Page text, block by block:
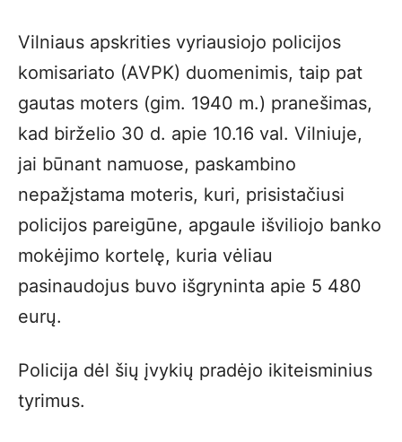
Vilniaus apskrities vyriausiojo policijos
komisariato (AVPK) duomenimis, taip pat
gautas moters (gim. 1940 m.) pranešimas,
kad birželio 30 d. apie 10.16 val. Vilniuje,
jai būnant namuose, paskambino
nepažįstama moteris, kuri, prisistačiusi
policijos pareigūne, apgaule išviliojo banko
mokėjimo kortelę, kuria vėliau
pasinaudojus buvo išgryninta apie 5 480
eurų.
Policija dėl šių įvykių pradėjo ikiteisminius
tyrimus.